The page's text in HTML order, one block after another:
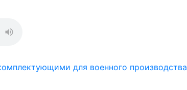
для военного производства